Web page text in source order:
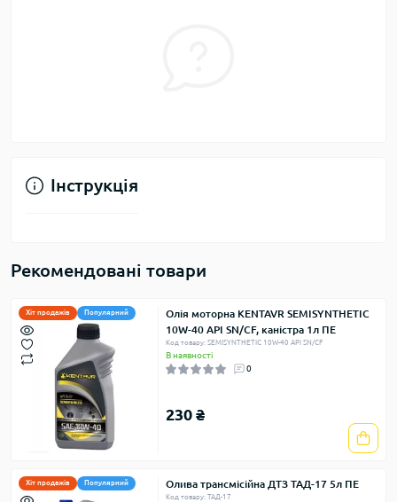
Інструкція
Рекомендовані товари
Хіт продажів Популярний
Олія моторна KENTAVR SEMISYNTHETIC
10W-40 API SN/CF, каністра 1л ПЕ
Код товару: SEMISYNTHETIC 10W-40 API SN/CF
В наявності
0
230 ₴
Хіт продажів Популярний Олива трансмісійна ДТЗ ТАД-17 5л ПЕ
Код товару: ТАД-17